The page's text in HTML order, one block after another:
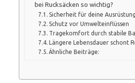
bei Rucksäcken so wichtig?
Sicherheit für deine Ausrüstung
Schutz vor Umwelteinflüssen
Tragekomfort durch stabile
Längere Lebensdauer schont
Ähnliche Beiträge: